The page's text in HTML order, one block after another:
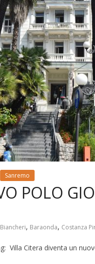
Sanremo
POLO
, Baraonda, Costanza
Villa Citera diventa un